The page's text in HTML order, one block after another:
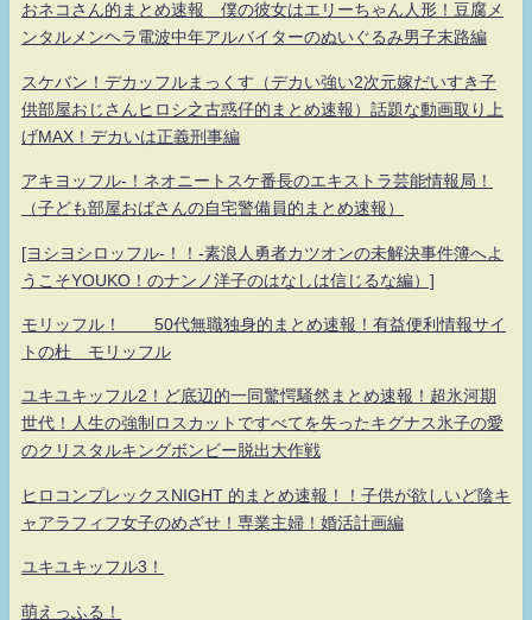
おネコさん的まとめ速報 僕の彼女はエリーちゃん人形！豆腐メ
ンタルメンヘラ電波中年アルバイターのぬいぐるみ男子末路編
スケバン！デカッフルまっくす（デカい強い2次元嫁だいすき子
供部屋おじさんヒロシ之古惑仔的まとめ速報）話題な動画取り上
げMAX！デカいは正義刑事編
アキヨッフル-！ネオニートスケ番長のエキストラ芸能情報局！
（子ども部屋おばさんの自宅警備員的まとめ速報）
[ヨシヨシロッフル-！！-素浪人勇者カツオンの未解決事件簿へよ
うこそYOUKO！のナンノ洋子のはなしは信じるな編）]
モリッフル！ 50代無職独身的まとめ速報！有益便利情報サイ
トの杜 モリッフル
ユキユキッフル2！ど底辺的一同驚愕騒然まとめ速報！超氷河期
世代！人生の強制ロスカットですべてを失ったキグナス氷子の愛
のクリスタルキングボンビー脱出大作戦
ヒロコンプレックスNIGHT 的まとめ速報！！子供が欲しいど陰キ
ャアラフィフ女子のめざせ！専業主婦！婚活計画編
ユキユキッフル3！
萌えっふる！